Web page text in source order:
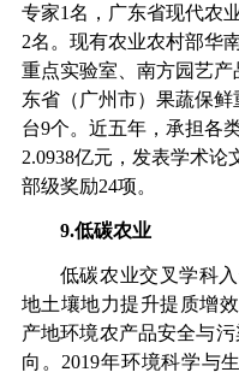
专家1名，广东省现代农
2名。现有农业农村部华
重点实验室、南方园艺
东省（广州市）果蔬保
台9个。近五年，承担各
2.0938亿元，发表学术论
部级奖励24项。
9.低碳农业
低碳农业交叉学科
地土壤地力提升提质增
产地环境农产品安全与
向。 2019年环境科学与